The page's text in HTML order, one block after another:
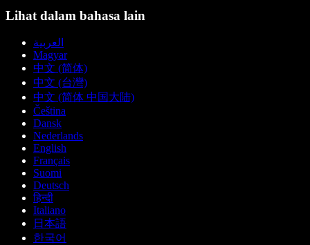
Lihat dalam bahasa lain
العربية
Magyar
中文 (简体)
中文 (台灣)
中文 (简体 中国大陆)
Čeština
Dansk
Nederlands
English
Français
Suomi
Deutsch
हिन्दी
Italiano
日本語
한국어